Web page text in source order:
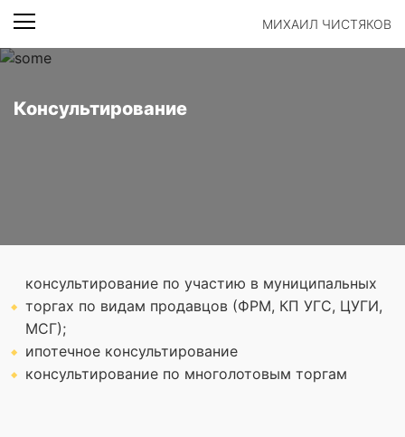
МИХАИЛ ЧИСТЯКОВ
Консультирование
консультирование по участию в муниципальных
торгах по видам продавцов (ФРМ, КП УГС, ЦУГИ,
МСГ);
ипотечное консультирование
консультирование по многолотовым торгам